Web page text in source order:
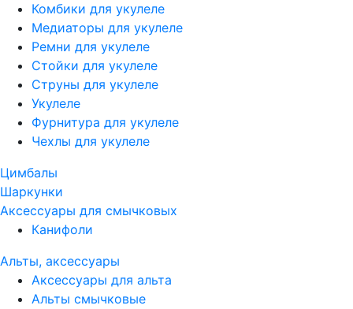
Комбики для укулеле
Медиаторы для укулеле
Ремни для укулеле
Стойки для укулеле
Струны для укулеле
Укулеле
Фурнитура для укулеле
Чехлы для укулеле
Цимбалы
Шаркунки
Аксессуары для смычковых
Канифоли
Альты, аксессуары
Аксессуары для альта
Альты смычковые